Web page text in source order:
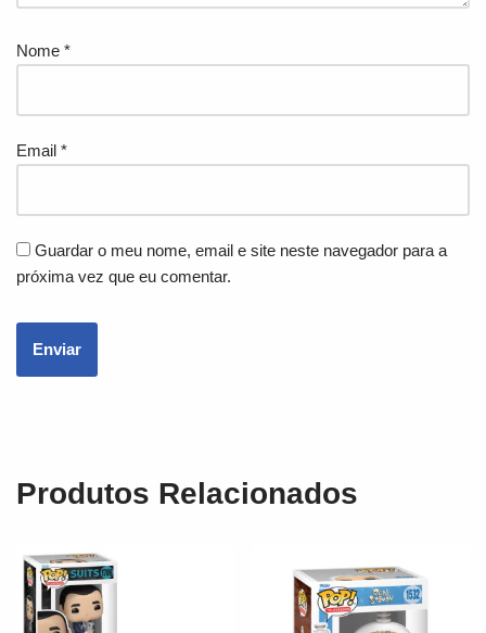
Nome *
Email *
Guardar o meu nome, email e site neste navegador para a
próxima vez que eu comentar.
Produtos Relacionados